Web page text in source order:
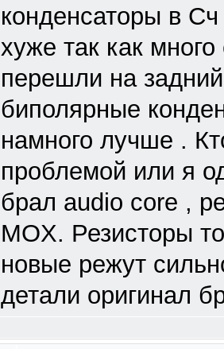
конденсаторы в
хуже так как
перешли на
биполярные
намного лучше .
проблемой или я
брал audio core ,
MOX. Резисторы
новые режут
детали оригинал